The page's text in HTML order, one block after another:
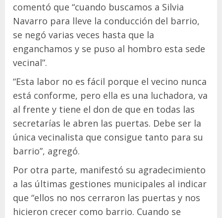
comentó que “cuando buscamos a Silvia
Navarro para lleve la conducción del barrio,
se negó varias veces hasta que la
enganchamos y se puso al hombro esta sede
vecinal”.
“Esta labor no es fácil porque el vecino nunca
está conforme, pero ella es una luchadora, va
al frente y tiene el don de que en todas las
secretarías le abren las puertas. Debe ser la
única vecinalista que consigue tanto para su
barrio”, agregó.
Por otra parte, manifestó su agradecimiento
a las últimas gestiones municipales al indicar
que “ellos no nos cerraron las puertas y nos
hicieron crecer como barrio. Cuando se